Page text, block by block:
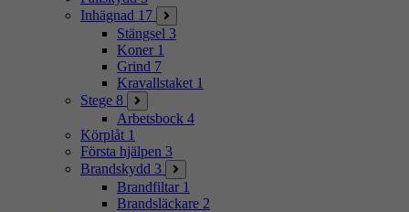
Inhägnad 17
Stängsel 3
Koner 1
Grind 7
Kravallstaket 1
Stege 8
Arbetsbock 4
Körplåt 1
Första hjälpen 3
Brandskydd 3
Brandfiltar 1
Brandsläckare 2